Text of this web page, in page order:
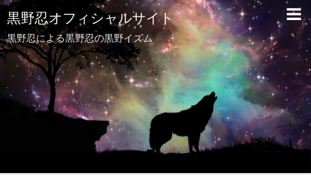
黒野忍オフィシャルサイト
黒野忍による黒野忍の黒野イズム